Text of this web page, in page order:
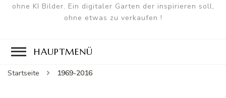
ohne KI Bilder. Ein digitaler Garten der inspirieren soll,
ohne etwas zu verkaufen !
HAUPTMENÜ
Startseite 1969-2016